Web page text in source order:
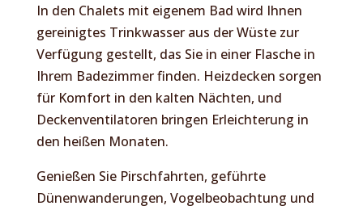
In den Chalets mit eigenem Bad wird Ihnen
gereinigtes Trinkwasser aus der Wüste zur
Verfügung gestellt, das Sie in einer Flasche in
Ihrem Badezimmer finden. Heizdecken sorgen
für Komfort in den kalten Nächten, und
Deckenventilatoren bringen Erleichterung in
den heißen Monaten.
Genießen Sie Pirschfahrten, geführte
Dünenwanderungen, Vogelbeobachtung und